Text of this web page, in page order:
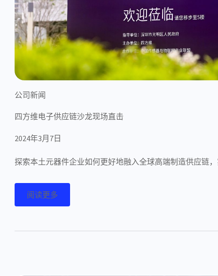
公司新闻
四方维电子供应链沙龙现场直击
2024年3月7日
探索本土元器件企业如何更好地融入全球高端制造供应链
阅读更多